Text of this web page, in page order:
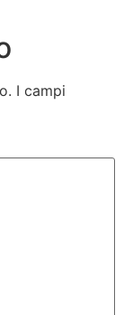
I campi